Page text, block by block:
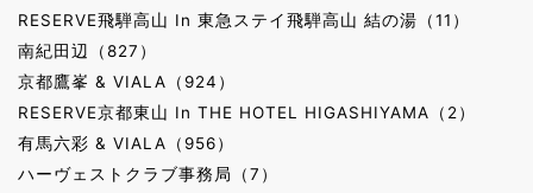
RESERVE飛騨高山 In 東急ステイ飛騨高山 結の湯（11）
南紀田辺（827）
京都鷹峯 & VIALA（924）
RESERVE京都東山 In THE HOTEL HIGASHIYAMA（2）
有馬六彩 & VIALA（956）
ハーヴェストクラブ事務局（7）